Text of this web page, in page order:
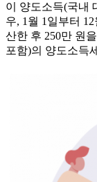
이 양도소득(국내
우, 1월 1일부터
산한 후 250만 원
포함)의 양도소득